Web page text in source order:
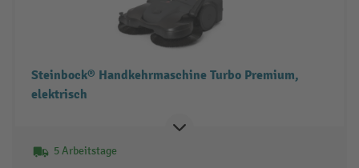
Steinbock® Handkehrmaschine Turbo Premium,
elektrisch
5 Arbeitstage